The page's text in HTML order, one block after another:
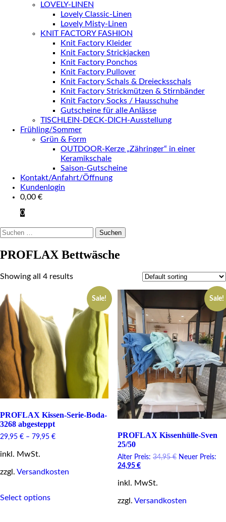
LOVELY-LINEN
Lovely Classic-Linen
Lovely Misty-Linen
KNIT FACTORY FASHION
Knit Factory Kleider
Knit Factory Strickjacken
Knit Factory Ponchos
Knit Factory Pullover
Knit Factory Schals & Dreiecksschals
Knit Factory Strickmützen & Stirnbänder
Knit Factory Socks / Hausschuhe
Gutscheine für alle Anlässe
TISCHLEIN-DECK-DICH-Ausstellung
Frühling/Sommer
Grün & Form
OUTDOOR-Kerze „Zähringer“ in einer
Keramikschale
Saison-Gutscheine
Kontakt/Anfahrt/Öffnung
Kundenlogin
0,00 €
0
Suchen
PROFLAX Bettwäsche
Showing all 4 results
Sale!
PROFLAX Kissen-Serie-Boda-
3268 abgesteppt
29,95 € – 79,95 €
inkl. MwSt.
zzgl. Versandkosten
Select optionsproduct
Sale!
PROFLAX Kissenhülle-Sven
25/50
Alter Preis: 34,95€ Original
Neuer Preis:
24,95 €Current
is:
inkl. MwSt.
zzgl. Versandkosten